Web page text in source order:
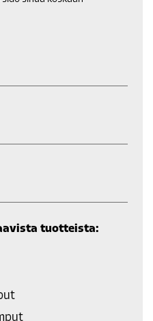
tuotteista: